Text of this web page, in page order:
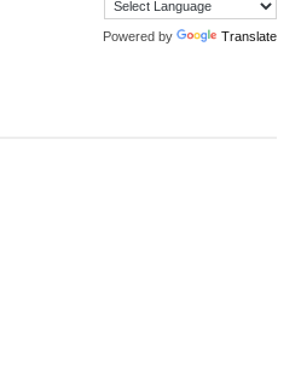
Powered by Translate